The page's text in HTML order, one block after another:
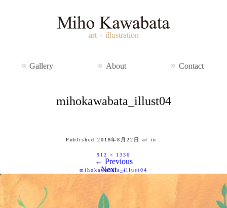
art + illustration
Gallery About Contact
mihokawabata_illust04
Published 2018年8月22日 at
912 × 1336
in
mihokawabata_illust04
← Previous
Next →